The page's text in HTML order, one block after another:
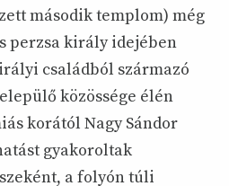
második templom) még
perzsa király idejében
családból származó
közössége élén
korától Nagy Sándor
gyakoroltak
a folyón túli